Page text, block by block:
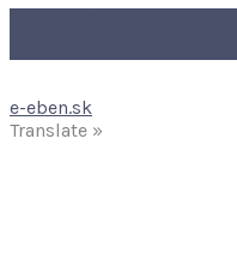
e-eben.sk
Translate »